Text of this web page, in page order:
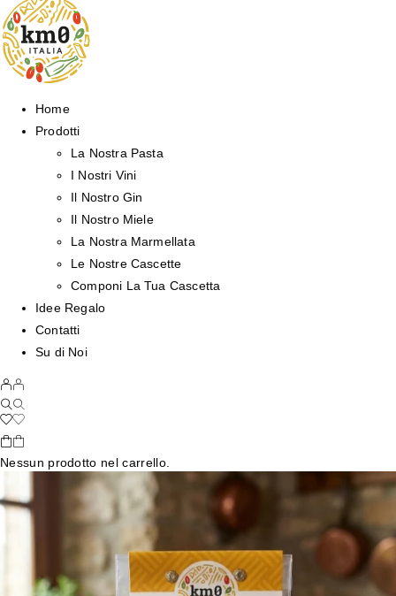
Home
Prodotti
La Nostra Pasta
I Nostri Vini
Il Nostro Gin
Il Nostro Miele
La Nostra Marmellata
Le Nostre Cascette
Componi La Tua Cascetta
Idee Regalo
Contatti
Su di Noi
Nessun prodotto nel carrello.